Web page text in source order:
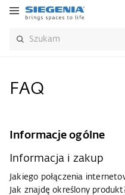
FAQ
Informacje ogólne
Informacja i zakup
Jakiego połączenia
Jak znajdę określony